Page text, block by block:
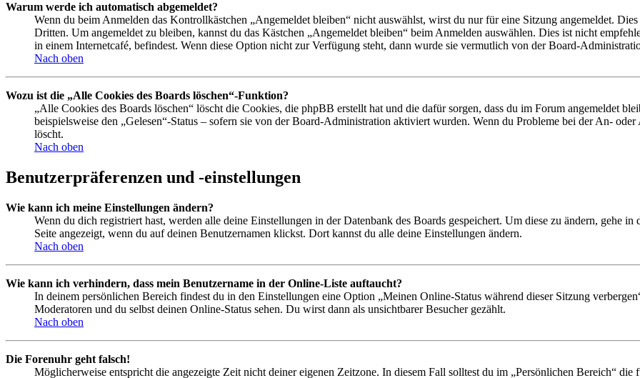
Warum werde ich automatisch abgemeldet?
Wenn du beim Anmelden das Kontrollkästchen „Angemeldet bleiben“ nicht auswählst, wirst du nur für eine Sitzung angemeldet.
Dritten. Um angemeldet zu bleiben, kannst du das Kästchen „Angemeldet bleiben“ beim Anmelden auswählen. Dies ist nicht
in einem Internetcafé, befindest. Wenn diese Option nicht zur Verfügung steht, dann wurde sie vermutlich von der Board-
Nach oben
Wozu ist die „Alle Cookies des Boards löschen“-Funktion?
„Alle Cookies des Boards löschen“ löscht die Cookies, die phpBB erstellt hat und die dafür sorgen, dass du im Forum angemeldet
beispielsweise den „Gelesen“-Status – sofern sie von der Board-Administration aktiviert wurden. Wenn du Probleme bei der An-
löscht.
Nach oben
Benutzerpräferenzen und -einstellungen
Wie kann ich meine Einstellungen ändern?
Wenn du dich registriert hast, werden alle deine Einstellungen in der Datenbank des Boards gespeichert. Um diese zu ändern, gehe
Seite angezeigt, wenn du auf deinen Benutzernamen klickst. Dort kannst du alle deine Einstellungen ändern.
Nach oben
Wie kann ich verhindern, dass mein Benutzername in der Online-Liste auftaucht?
In deinem persönlichen Bereich findest du in den Einstellungen eine Option „Meinen Online-Status während dieser Sitzung
Moderatoren und du selbst deinen Online-Status sehen. Du wirst dann als unsichtbarer Besucher gezählt.
Nach oben
Die Forenuhr geht falsch!
Möglicherweise entspricht die angezeigte Zeit nicht deiner eigenen Zeitzone. In diesem Fall solltest du im „Persönlichen Bereich“